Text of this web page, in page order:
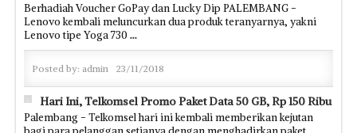
Berhadiah Voucher GoPay dan Lucky Dip PALEMBANG -
Lenovo kembali meluncurkan dua produk teranyarnya, yakni
Lenovo tipe Yoga 730 ...
Posted by: admin 23/11/2018
Hari Ini, Telkomsel Promo Paket Data 50 GB, Rp 150 Ribu
Palembang - Telkomsel hari ini kembali memberikan kejutan